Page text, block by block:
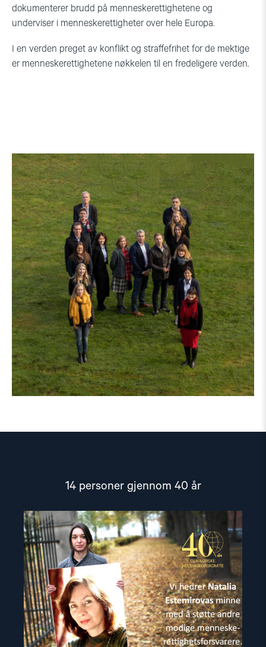
dokumenterer brudd på menneskerettighetene og
underviser i menneskerettigheter over hele Europa.
I en verden preget av konflikt og straffefrihet for de mektige
er menneskerettighetene nøkkelen til en fredeligere verden.
14 personer gjennom 40 år
Read
article
"Forbrytelser
uten
straff"